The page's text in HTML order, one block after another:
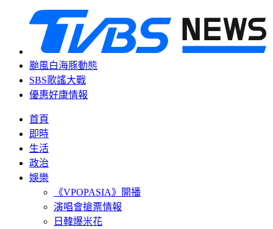
颱風白海豚動態
SBS歌謠大戰
優惠好康情報
首頁
即時
生活
政治
娛樂
《VPOPASIA》開播
演唱會搶票情報
日韓爆米花